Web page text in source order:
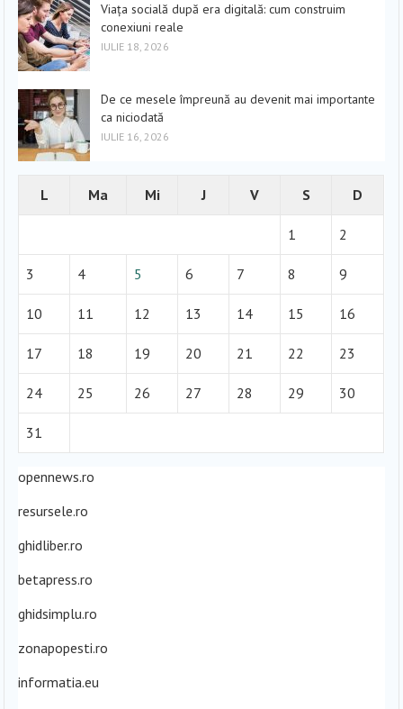
Viața socială după era digitală: cum construim
conexiuni reale
IULIE 18, 2026
De ce mesele împreună au devenit mai importante
ca niciodată
IULIE 16, 2026
L Ma Mi J V S D
1 2
3 4 5 6 7 8 9
10 11 12 13 14 15 16
17 18 19 20 21 22 23
24 25 26 27 28 29 30
31
opennews.ro
resursele.ro
ghidliber.ro
betapress.ro
ghidsimplu.ro
zonapopesti.ro
informatia.eu